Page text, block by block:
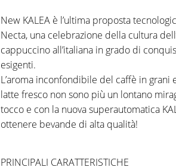
New KALEA è l’ultima proposta
Necta, una celebrazione della cultura
cappuccino all’italiana in grado di
esigenti.
L’aroma inconfondibile del caffè in grani
latte fresco non sono più un lontano
tocco e con la nuova superautomatica
ottenere bevande di alta qualità!
PRINCIPALI CARATTERISTICHE